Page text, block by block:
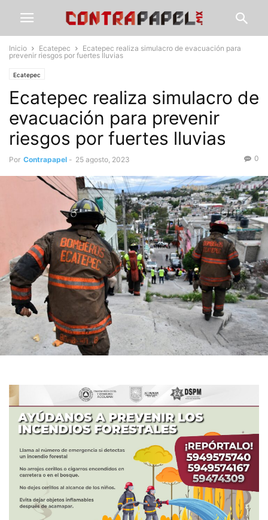
Inicio Ecatepec
Ecatepec realiza simulacro de evacuación para
prevenir riesgos por fuertes lluvias
Ecatepec
Ecatepec realiza simulacro de
evacuación para prevenir
riesgos por fuertes lluvias
Por Contrapapel - 25 agosto, 2023 0